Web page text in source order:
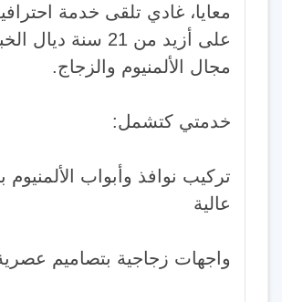
معايا، غادي تلقى خدمة
على أزيد من 21 سنة
مجال الألمنيوم والزجاج.
خدمتي كتشمل:
تركيب نوافذ وأبواب الألمنيوم
عالية
واجهات زجاجية بتصاميم